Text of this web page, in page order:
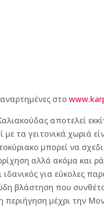
στο
αποτελεί
τα γειτονικά χωριά
μπορεί να
αλλά ακόμα και
για εύκολες
βλάστηση που
μέχρι την